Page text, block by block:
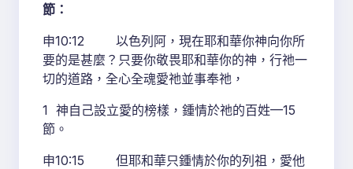
節：
申10:12 以色列阿，現在耶和華你神向你所
要的是甚麼？只要你敬畏耶和華你的神，行祂一
切的道路，全心全魂愛祂並事奉祂，
1 神自己設立愛的榜樣，鍾情於祂的百姓—15
節。
申10:15 但耶和華只鍾情於你的列祖，愛他